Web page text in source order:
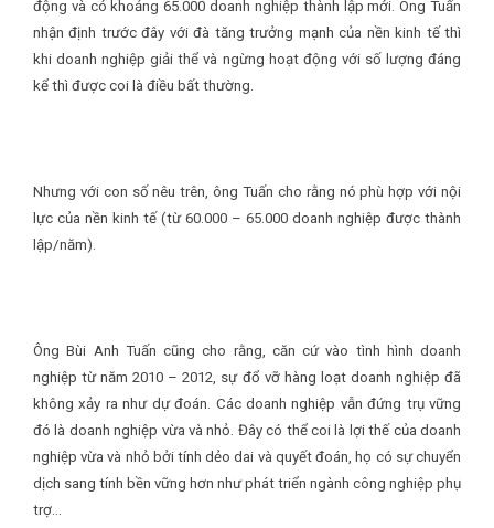
động và có khoảng 65.000 doanh nghiệp thành lập mới. Ông Tuấn
nhận định trước đây với đà tăng trưởng mạnh của nền kinh tế thì
khi doanh nghiệp giải thể và ngừng hoạt động với số lượng đáng
kể thì được coi là điều bất thường.
Nhưng với con số nêu trên, ông Tuấn cho rằng nó phù hợp với nội
lực của nền kinh tế (từ 60.000 – 65.000 doanh nghiệp được thành
lập/năm).
Ông Bùi Anh Tuấn cũng cho rằng, căn cứ vào tình hình doanh
nghiệp từ năm 2010 – 2012, sự đổ vỡ hàng loạt doanh nghiệp đã
không xảy ra như dự đoán. Các doanh nghiệp vẫn đứng trụ vững
đó là doanh nghiệp vừa và nhỏ. Đây có thể coi là lợi thế của doanh
nghiệp vừa và nhỏ bởi tính dẻo dai và quyết đoán, họ có sự chuyển
dịch sang tính bền vững hơn như phát triển ngành công nghiệp phụ
trợ…